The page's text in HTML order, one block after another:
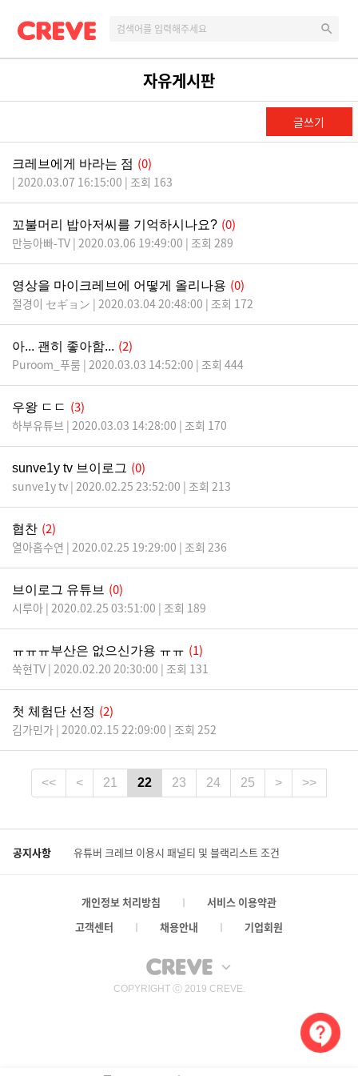
자유게시판
글쓰기
크레브에게 바라는 점 (0)
| 2020.03.07 16:15:00 | 조회 163
꼬불머리 밥아저씨를 기억하시나요? (0)
만능아빠-TV | 2020.03.06 19:49:00 | 조회 289
영상을 마이크레브에 어떻게 올리나용 (0)
절경이 セギョン | 2020.03.04 20:48:00 | 조회 172
아... 괜히 좋아함... (2)
Puroom_푸룸 | 2020.03.03 14:52:00 | 조회 444
우왕 ㄷㄷ (3)
하부유튜브 | 2020.03.03 14:28:00 | 조회 170
sunve1y tv 브이로그 (0)
sunve1y tv | 2020.02.25 23:52:00 | 조회 213
협찬 (2)
열아홉수연 | 2020.02.25 19:29:00 | 조회 236
브이로그 유튜브 (0)
시루아 | 2020.02.25 03:51:00 | 조회 189
ㅠㅠㅠ부산은 없으신가용 ㅠㅠ (1)
쑥현TV | 2020.02.20 20:30:00 | 조회 131
첫 체험단 선정 (2)
김가민가 | 2020.02.15 22:09:00 | 조회 252
<< < 21 22 23 24 25 > >>
공지사항 유튜버 크레브 이용시 패널티 및 블랙리스트 조건
개인정보 처리방침
서비스 이용약관
고객센터
채용안내 기업회원
COPYRIGHT ⓒ 2019 CREVE.